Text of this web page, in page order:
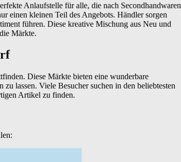
Anlaufstelle für alle, die nach Secondhandwaren
einen kleinen Teil des Angebots. Händler sorgen
führen. Diese kreative Mischung aus Neu und
Märkte.
Diese Märkte bieten eine wunderbare
lassen. Viele Besucher suchen in den beliebtesten
Artikel zu finden.